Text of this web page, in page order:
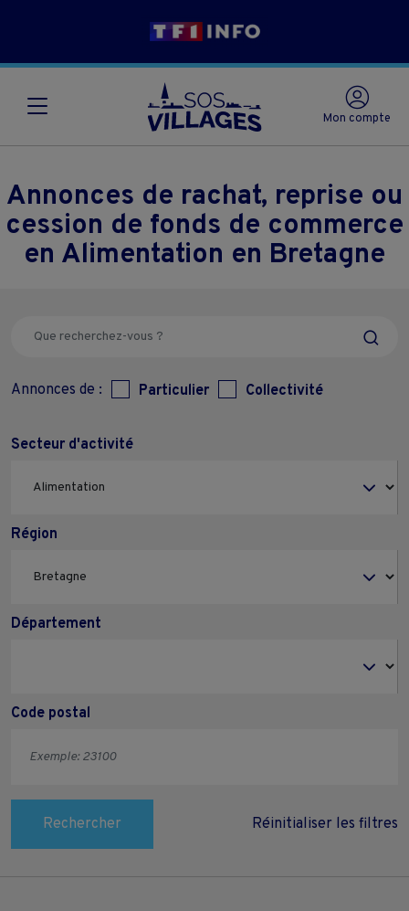
Mon compte
Annonces de rachat, reprise ou
cession de fonds de commerce
en Alimentation en Bretagne
Annonces de : Particulier Collectivité
Secteur d'activité
Région
Département
Code postal
Rechercher Réinitialiser les filtres